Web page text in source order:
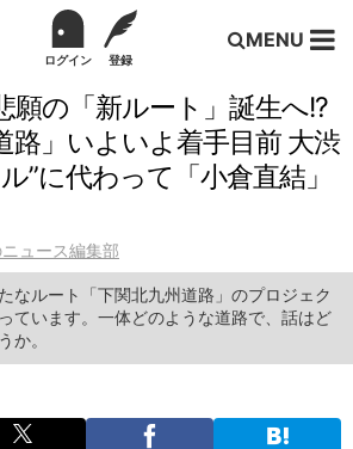
ログイン 登録
MENU
願の「新ルート」誕生へ!?
路」いよいよ着手目前 大渋
”に代わって「小倉直結」
ュース編集部
なルート「下関北九州道路」のプロジェク
ています。一体どのような道路で、話はど
か。